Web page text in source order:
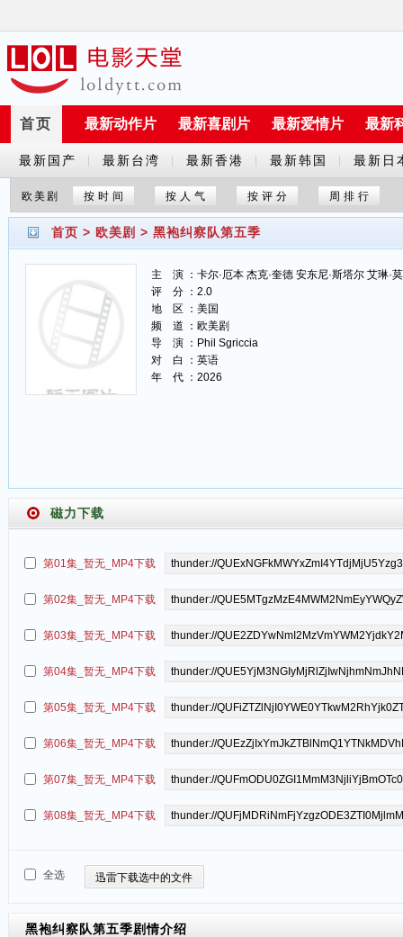
首页 最新动作片 最新喜剧片 最新爱情片 最新
最新国产
剧
最新台湾 最新香港 最新韩国 最新日
欧美剧 按时间 按人气 按评分 周排行
首页 > 欧美剧 > 黑袍纠察队第五季
主 演 ：卡尔·厄本 杰克·奎德 安东尼·斯塔尔 艾琳·
评 分 ：2.0
地 区 ：美国
频 道 ：欧美剧
导 演 ：Phil Sgriccia
对 白 ：英语
年 代 ：2026
磁力下载
第01集_暂无_MP4下载
第02集_暂无_MP4下载
第03集_暂无_MP4下载
第04集_暂无_MP4下载
第05集_暂无_MP4下载
第06集_暂无_MP4下载
第07集_暂无_MP4下载
第08集_暂无_MP4下载
全选 迅雷下载选中的文件
黑袍纠察队第五季剧情介绍